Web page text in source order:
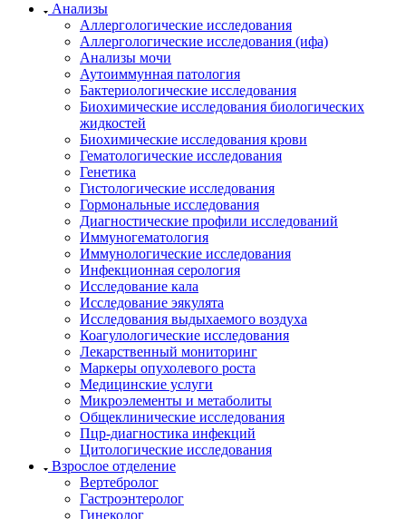
Анализы
Аллергологические исследования
Аллергологические исследования (ифа)
Анализы мочи
Аутоиммунная патология
Бактериологические исследования
Биохимические исследования биологических
жидкостей
Биохимические исследования крови
Гематологические исследования
Генетика
Гистологические исследования
Гормональные исследования
Диагностические профили исследований
Иммуногематология
Иммунологические исследования
Инфекционная серология
Исследование кала
Исследование эякулята
Исследования выдыхаемого воздуха
Коагулологические исследования
Лекарственный мониторинг
Маркеры опухолевого роста
Медицинские услуги
Микроэлементы и метаболиты
Общеклинические исследования
Пцр-диагностика инфекций
Цитологические исследования
Взрослое отделение
Вертебролог
Гастроэнтеролог
Гинеколог